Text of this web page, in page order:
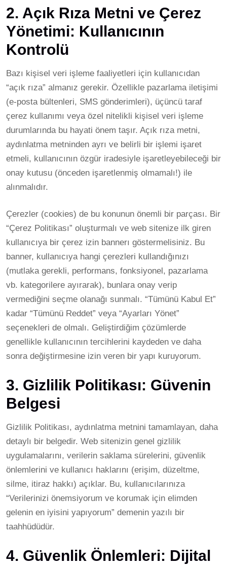
2. Açık Rıza Metni ve Çerez
Yönetimi: Kullanıcının
Kontrolü
Bazı kişisel veri işleme faaliyetleri için kullanıcıdan
“açık rıza” almanız gerekir. Özellikle pazarlama iletişimi
(e-posta bültenleri, SMS gönderimleri), üçüncü taraf
çerez kullanımı veya özel nitelikli kişisel veri işleme
durumlarında bu hayati önem taşır. Açık rıza metni,
aydınlatma metninden ayrı ve belirli bir işlemi işaret
etmeli, kullanıcının özgür iradesiyle işaretleyebileceği bir
onay kutusu (önceden işaretlenmiş olmamalı!) ile
alınmalıdır.
Çerezler (cookies) de bu konunun önemli bir parçası. Bir
“Çerez Politikası” oluşturmalı ve web sitenize ilk giren
kullanıcıya bir çerez izin bannerı göstermelisiniz. Bu
banner, kullanıcıya hangi çerezleri kullandığınızı
(mutlaka gerekli, performans, fonksiyonel, pazarlama
vb. kategorilere ayırarak), bunlara onay verip
vermediğini seçme olanağı sunmalı. “Tümünü Kabul Et”
kadar “Tümünü Reddet” veya “Ayarları Yönet”
seçenekleri de olmalı. Geliştirdiğim çözümlerde
genellikle kullanıcının tercihlerini kaydeden ve daha
sonra değiştirmesine izin veren bir yapı kuruyorum.
3. Gizlilik Politikası: Güvenin
Belgesi
Gizlilik Politikası, aydınlatma metnini tamamlayan, daha
detaylı bir belgedir. Web sitenizin genel gizlilik
uygulamalarını, verilerin saklama sürelerini, güvenlik
önlemlerini ve kullanıcı haklarını (erişim, düzeltme,
silme, itiraz hakkı) açıklar. Bu, kullanıcılarınıza
“Verilerinizi önemsiyorum ve korumak için elimden
gelenin en iyisini yapıyorum” demenin yazılı bir
taahhüdüdür.
4. Güvenlik Önlemleri: Dijital